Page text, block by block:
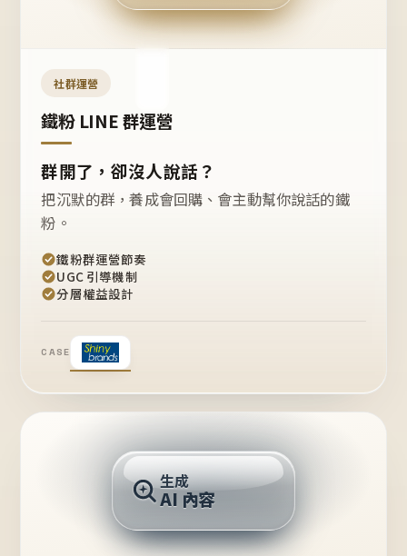
開團
嗎？
社群運營
鐵粉 LINE 群運營
群開了，卻沒人說話？
把沉默的群，養成會回購、會主動幫你說話的鐵
粉。
鐵粉群運營節奏
UGC 引導機制
分層權益設計
CASE
推薦的台灣品牌？
生成
AI 內容